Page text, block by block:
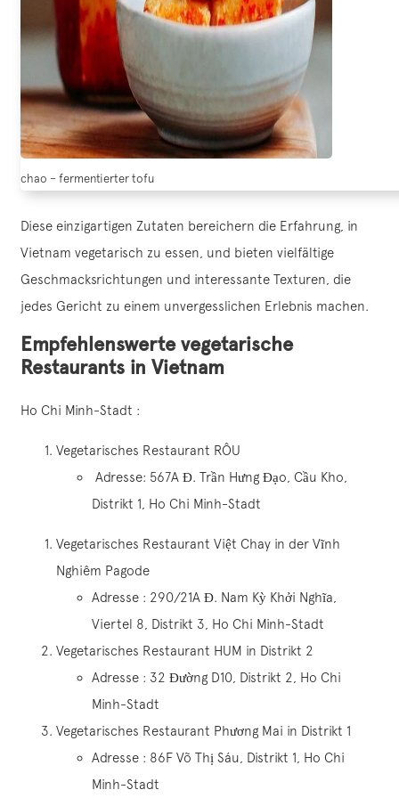
chao – fermentierter tofu
Diese einzigartigen Zutaten bereichern die Erfahrung, in
Vietnam vegetarisch zu essen, und bieten vielfältige
Geschmacksrichtungen und interessante Texturen, die
jedes Gericht zu einem unvergesslichen Erlebnis machen.
Empfehlenswerte vegetarische
Restaurants in Vietnam
Ho Chi Minh-Stadt :
Vegetarisches Restaurant RÔU
Adresse: 567A Đ. Trần Hưng Đạo, Cầu Kho,
Distrikt 1, Ho Chi Minh-Stadt
Vegetarisches Restaurant Việt Chay in der Vĩnh
Nghiêm Pagode
Adresse : 290/21A Đ. Nam Kỳ Khởi Nghĩa,
Viertel 8, Distrikt 3, Ho Chi Minh-Stadt
Vegetarisches Restaurant HUM in Distrikt 2
Adresse : 32 Đường D10, Distrikt 2, Ho Chi
Minh-Stadt
Vegetarisches Restaurant Phương Mai in Distrikt 1
Adresse : 86F Võ Thị Sáu, Distrikt 1, Ho Chi
Minh-Stadt